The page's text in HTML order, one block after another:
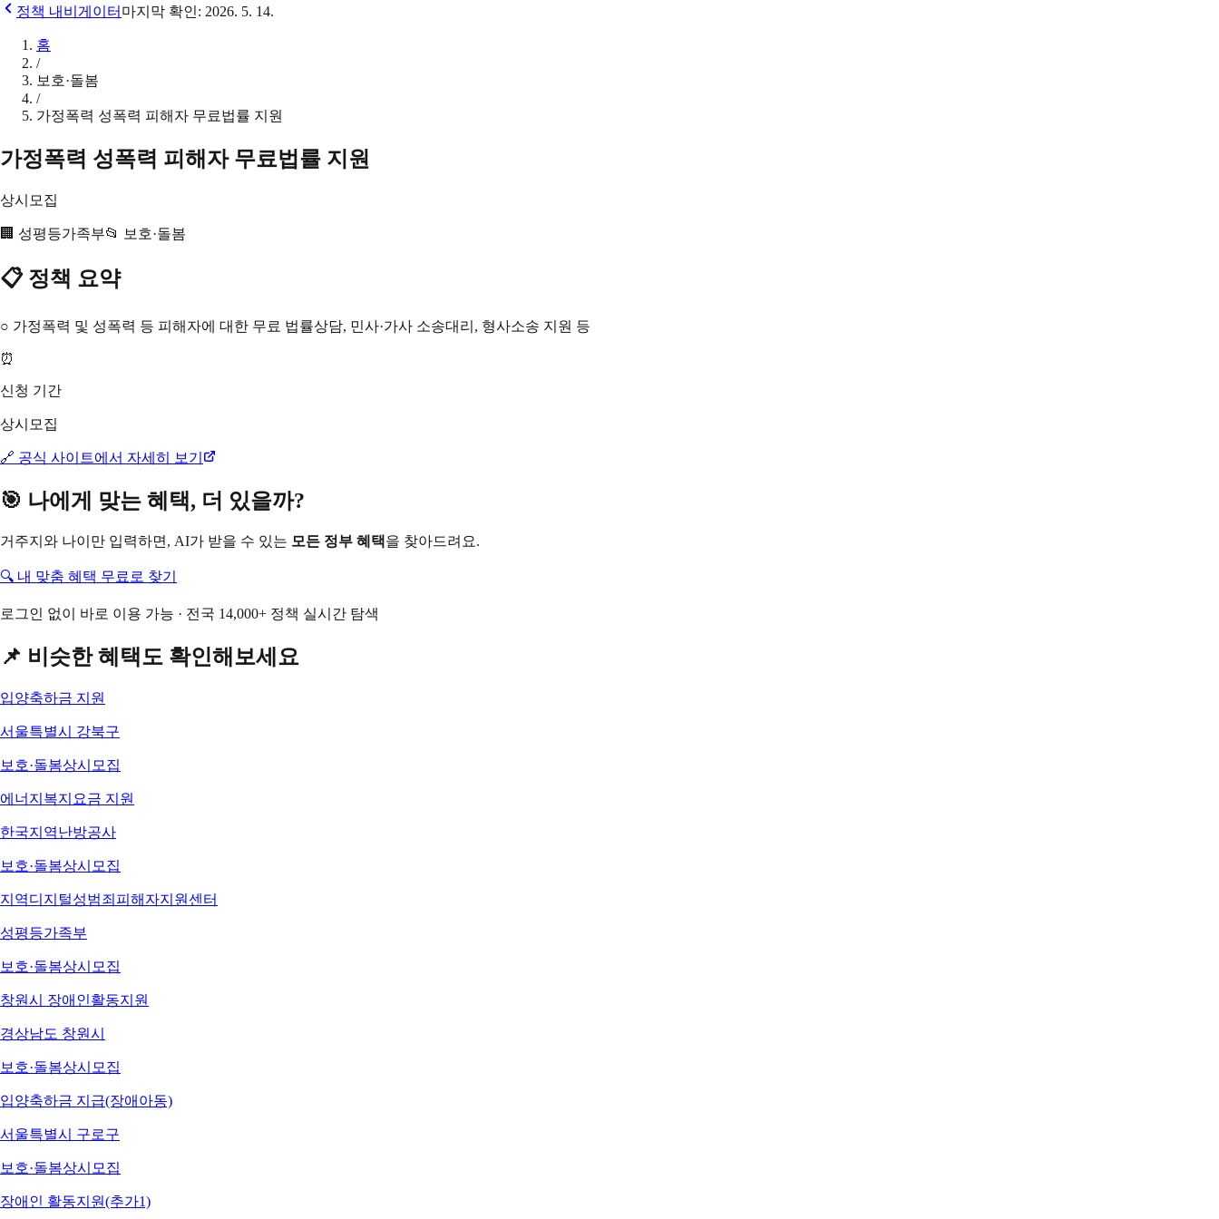
정책 내비게이터 마지막 확인: 2026. 5. 14.
홈
/
보호·돌봄
/
가정폭력 성폭력 피해자 무료법률 지원
가정폭력 성폭력 피해자 무료법률 지원
상시모집
🏢 성평등가족부📂 보호·돌봄
📋 정책 요약
○ 가정폭력 및 성폭력 등 피해자에 대한 무료 법률상담, 민사·가사 소송대리, 형사소송 지원 등
⏰
신청 기간
상시모집
🔗 공식 사이트에서 자세히 보기
🎯 나에게 맞는 혜택, 더 있을까?
거주지와 나이만 입력하면, AI가 받을 수 있는 모든 정부 혜택을 찾아드려요.
🔍 내 맞춤 혜택 무료로 찾기
로그인 없이 바로 이용 가능 · 전국 14,000+ 정책 실시간 탐색
📌 비슷한 혜택도 확인해보세요
입양축하금 지원
서울특별시 강북구
보호·돌봄상시모집
에너지복지요금 지원
한국지역난방공사
보호·돌봄상시모집
지역디지털성범죄피해자지원센터
성평등가족부
보호·돌봄상시모집
창원시 장애인활동지원
경상남도 창원시
보호·돌봄상시모집
입양축하금 지급(장애아동)
서울특별시 구로구
보호·돌봄상시모집
장애인 활동지원(추가1)